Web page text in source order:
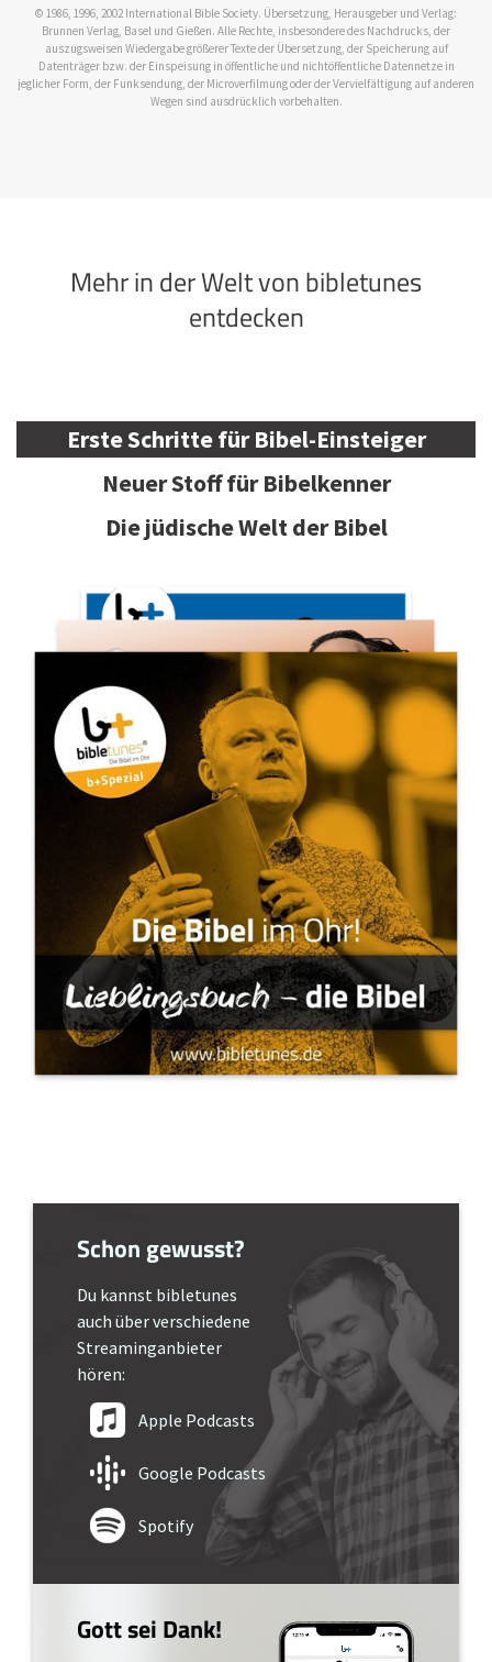
© 1986, 1996, 2002 International Bible Society. Übersetzung, Herausgeber und Verlag:
Brunnen Verlag, Basel und Gießen. Alle Rechte, insbesondere des Nachdrucks, der
auszugsweisen Wiedergabe größerer Texte der Übersetzung, der Speicherung auf
Datenträger bzw. der Einspeisung in öffentliche und nichtöffentliche Datennetze in
jeglicher Form, der Funksendung, der Microverfilmung oder der Vervielfältigung auf anderen
Wegen sind ausdrücklich vorbehalten.
Mehr in der Welt von bibletunes
entdecken
Erste Schritte für Bibel-Einsteiger
Neuer Stoff für Bibelkenner
Die jüdische Welt der Bibel
Schon gewusst?
Du kannst bibletunes
auch über verschiedene
Streaminganbieter
hören:
Apple Podcasts
Google Podcasts
Spotify
Gott sei Dank!